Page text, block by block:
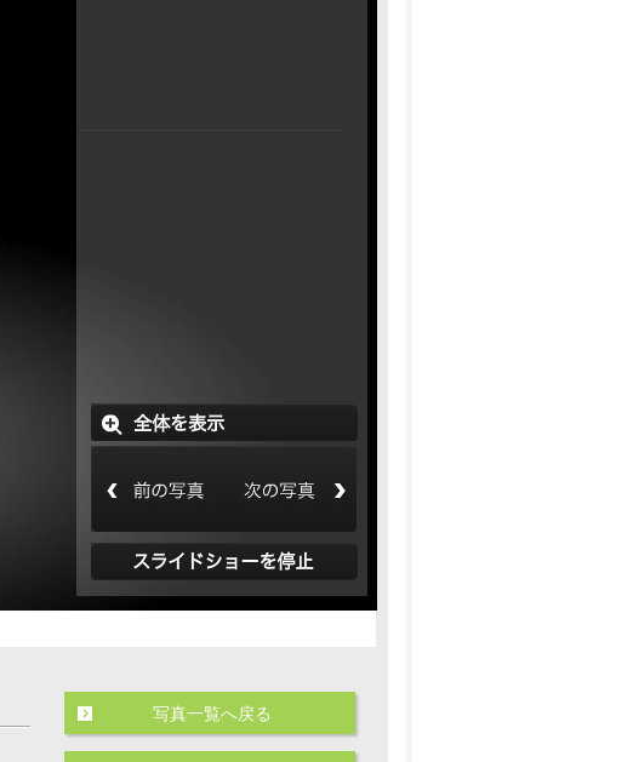
写真一覧へ戻る